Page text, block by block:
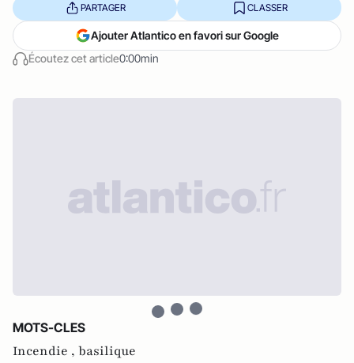
Écoutez cet article0:00min
PARTAGER CLASSER
Ajouter Atlantico en favori sur Google
MOTS-CLES
Incendie , basilique